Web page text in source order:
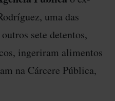
uma das
sete detentos,
ingeriram alimentos
na Cárcere Pública,